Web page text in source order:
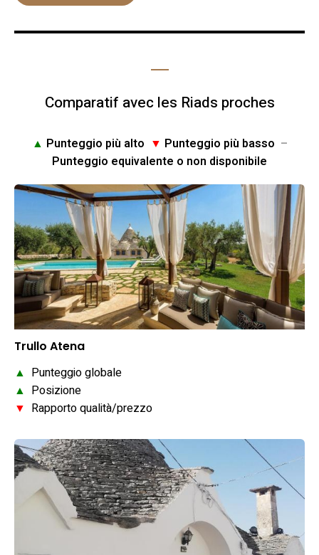
Comparatif avec les Riads proches
▲ Punteggio più alto ▼ Punteggio più basso –
Punteggio equivalente o non disponibile
Trullo Atena
▲ Punteggio globale
▲ Posizione
▼ Rapporto qualità/prezzo